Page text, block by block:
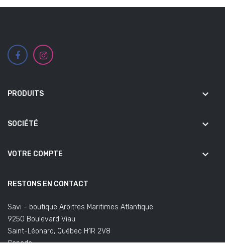
PRODUITS keyboard_arrow_down
SOCIÉTÉ keyboard_arrow_down
VOTRE COMPTE keyboard_arrow_down
RESTONS EN CONTACT
Savi - boutique Arbitres Maritimes Atlantique
9250 Boulevard Viau
Saint-Léonard, Québec H1R 2V8
Canada